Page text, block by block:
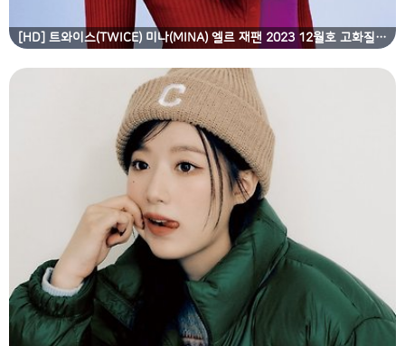
[HD] 트와이스(TWICE) 미나(MINA) 엘르 재팬 2023 12월호 고화질 화보